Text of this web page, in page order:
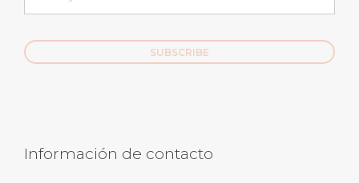
Información de contacto